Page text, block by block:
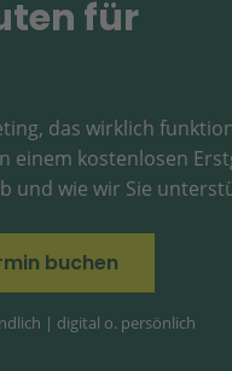
für
das wirklich
einem kostenlosen
und wie wir Sie
buchen
| digital o. persönlich